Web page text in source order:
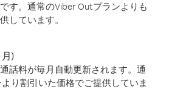
す。通常のViber Outプランよりも
しています。
)
話料が毎月自動更新されます。通
り割引いた価格でご提供していま